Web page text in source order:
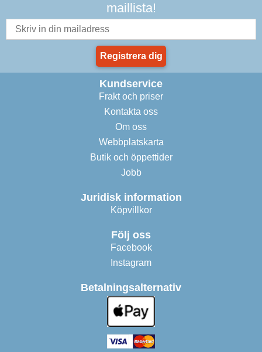
maillista!
Registrera dig
Kundservice
Frakt och priser
Kontakta oss
Om oss
Webbplatskarta
Butik och öppettider
Jobb
Juridisk information
Köpvillkor
Följ oss
Facebook
Instagram
Betalningsalternativ